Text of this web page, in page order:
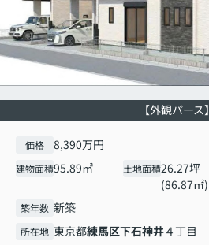
【外観パース】
価格 8,390万円
建物面積95.89㎡ 土地面積26.27坪
(86.87㎡)
築年数 新築
所在地 東京都練馬区下石神井４丁目